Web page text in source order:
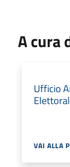
A cura
Ufficio
VAI ALLA